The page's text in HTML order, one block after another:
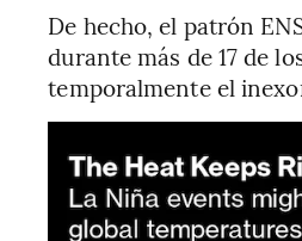
De hecho, el patrón
durante más de 17 de
temporalmente el